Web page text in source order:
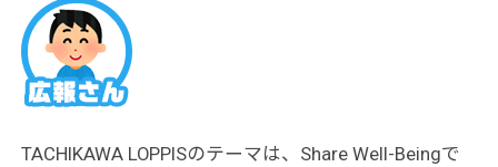
TACHIKAWA LOPPISのテーマは、Share Well-Beingで